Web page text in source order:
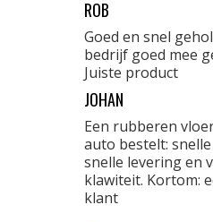
ROB
Goed en snel
bedrijf goed mee
Juiste product
JOHAN
Een rubberen
auto bestelt:
snelle levering en
klawiteit. Kortom:
klant